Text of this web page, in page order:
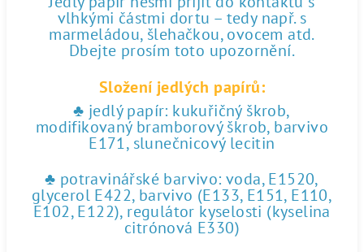
vlhkými částmi dortu – tedy např. s
marmeládou, šlehačkou, ovocem atd.
Dbejte prosím toto upozornění.
Složení jedlých papírů:
♣ jedlý papír: kukuřičný škrob,
modifikovaný bramborový škrob, barvivo
E171, slunečnicový lecitin
♣ potravinářské barvivo: voda, E1520,
glycerol E422, barvivo (E133, E151, E110,
E102, E122), regulátor kyselosti (kyselina
citrónová E330)